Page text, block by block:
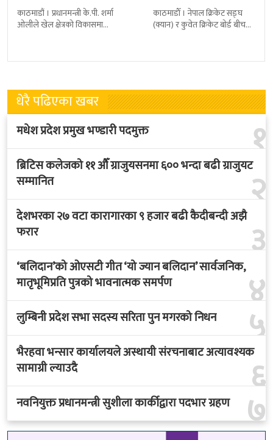
काठमाडौं । प्रधानमन्त्री के.पी. शर्मा
ओलीले खेल क्षेत्रको विकासमा
फुटबल संघ
काठमाडाैँ । नेपाल क्रिकेट सङ्घ
(क्यान) र कुवेत क्रिकेट बोर्ड बीच
भएकाे
धेरै पढिएका खबर
१
मधेश प्रदेश प्रमुख भण्डारी पदमुक्त
२
ब्रिटिस कलेजको ११ औँ ग्राजुयसनमा ६०० भन्दा बढी ग्राजुयट
सम्मानित
३
देशभरका २७ वटा कारागारका ९ हजार बढी कैदीबन्दी अझै
फरार
४
‘बलिदान’को ओएसटी गीत ‘यो ज्यान बलिदान’ सार्वजनिक,
मातृभूमिप्रति पुत्रको भावनात्मक समर्पण
५
लुम्बिनी प्रदेश सभा सदस्य सरिता पुन मगरको निधन
६
भैरहवा भन्सार कार्यालयले अस्थायी संरचनाबाट अत्यावश्यक
सामाग्री ल्याउदै
७
नवनियुक्त प्रधानमन्त्री सुशीला कार्कीद्वारा पदभार ग्रहण